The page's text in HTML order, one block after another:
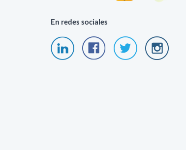
En redes sociales